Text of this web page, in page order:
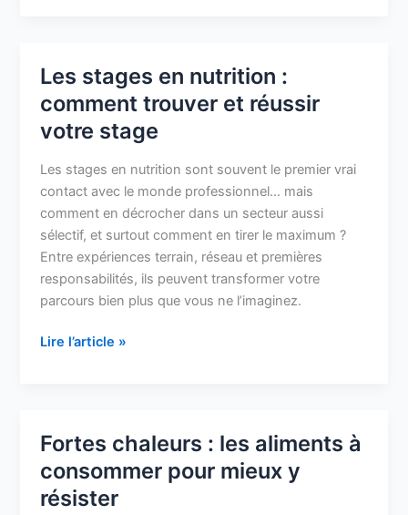
Les stages en nutrition :
comment trouver et réussir
votre stage
Les stages en nutrition sont souvent le premier vrai
contact avec le monde professionnel… mais
comment en décrocher dans un secteur aussi
sélectif, et surtout comment en tirer le maximum ?
Entre expériences terrain, réseau et premières
responsabilités, ils peuvent transformer votre
parcours bien plus que vous ne l’imaginez.
Les
en
nutrition
:
comment
et
réussir
stage
Lire l’article »
Fortes chaleurs : les aliments à
consommer pour mieux y
résister
Fortes
les